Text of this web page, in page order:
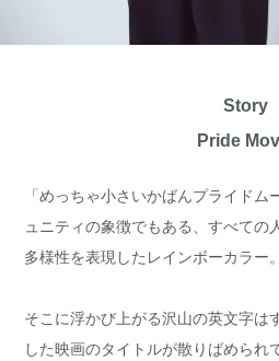
Story
Pride
「めっちゃ小さいかばんプライドム
ュニティの象徴でもある、すべての
多様性を表現したレインボーカラー。
そこに浮かび上がる沢山の英文字は
した映画のタイトルが散りばめられ